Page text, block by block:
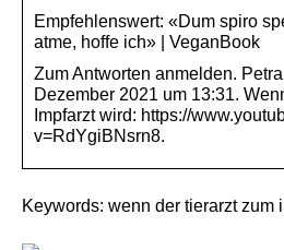
Empfehlenswert: «Dum spiro
atme, hoffe ich» | VeganBook
Zum Antworten anmelden.
Dezember 2021 um 13:31.
Impfarzt wird: https://
v=RdYgiBNsrn8.
Keywords: wenn der tierarzt zum